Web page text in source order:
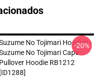
No Tojimari Hoodies -
No Tojimari Capa
Pullover Hoodie RB1212
[ID1288]
-20%